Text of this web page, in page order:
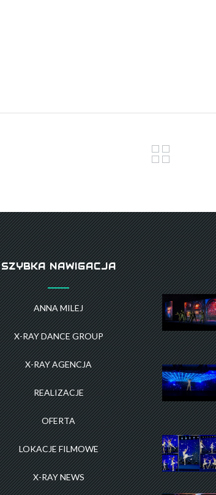
SZYBKA NAWIGACJA
ANNA MILEJ
X-RAY DANCE GROUP
X-RAY AGENCJA
REALIZACJE
OFERTA
LOKACJE FILMOWE
X-RAY NEWS